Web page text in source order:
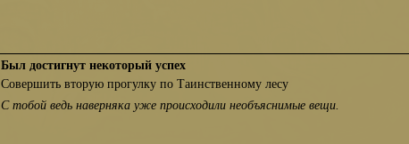
Был достигнут некоторый успех
Совершить вторую прогулку по Таинственному лесу
С тобой ведь наверняка уже происходили необъяснимые вещи.